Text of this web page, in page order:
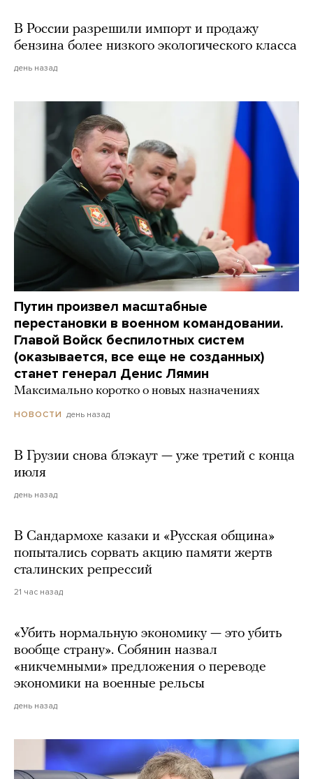
В России разрешили импорт и продажу
бензина более низкого экологического класса
день назад
Путин произвел масштабные
перестановки в военном командовании.
Главой Войск беспилотных систем
(оказывается, все еще не созданных)
станет генерал Денис Лямин
Максимально коротко о новых назначениях
НОВОСТИ день назад
В Грузии снова блэкаут — уже третий с конца
июля
день назад
В Сандармохе казаки и «Русская община»
попытались сорвать акцию памяти жертв
сталинских репрессий
21 час назад
«Убить нормальную экономику — это убить
вообще страну». Собянин назвал
«никчемными» предложения о переводе
экономики на военные рельсы
день назад